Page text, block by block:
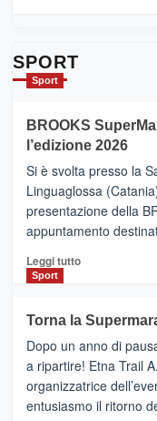
con
la
Al
via
i
collegamenti
SPORT
Sport
BROOKS
l’edizione 2026
Si è svolta presso la
Linguaglossa
presentazione della
appuntamento
Leggi tuttoLeggi
BROOKS
dell’Etna,
presentata
l’edizione
2026
Sport
Torna la
Dopo un anno di
a ripartire! Etna Trail
organizzatrice
entusiasmo il ritorno